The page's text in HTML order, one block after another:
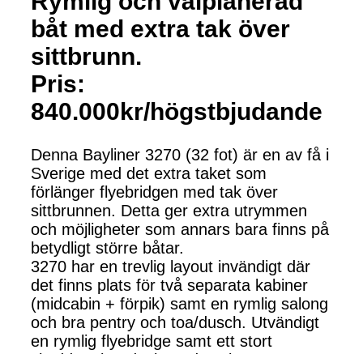
båt med extra tak över
sittbrunn.
Pris:
840.000kr/högstbjudande
Denna Bayliner 3270 (32 fot) är en av få i
Sverige med det extra taket som
förlänger flyebridgen med tak över
sittbrunnen. Detta ger extra utrymmen
och möjligheter som annars bara finns på
betydligt större båtar.
3270 har en trevlig layout invändigt där
det finns plats för två separata kabiner
(midcabin + förpik) samt en rymlig salong
och bra pentry och toa/dusch. Utvändigt
en rymlig flyebridge samt ett stort